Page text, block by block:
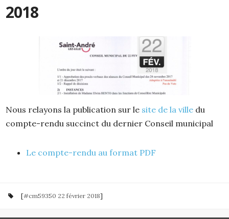
2018
Nous relayons la publication sur le site de la ville du
compte-rendu succinct du dernier Conseil municipal
Le compte-rendu au format PDF
[#cm59350 22 février 2018]